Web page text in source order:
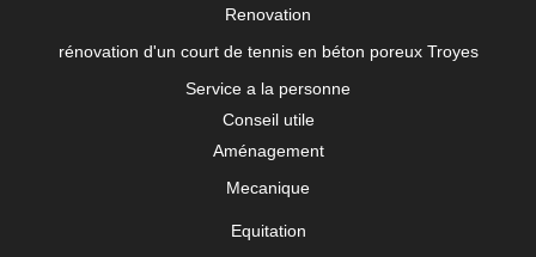
Renovation
rénovation d'un court de tennis en béton poreux Troyes
Service a la personne
Conseil utile
Aménagement
Mecanique
Equitation